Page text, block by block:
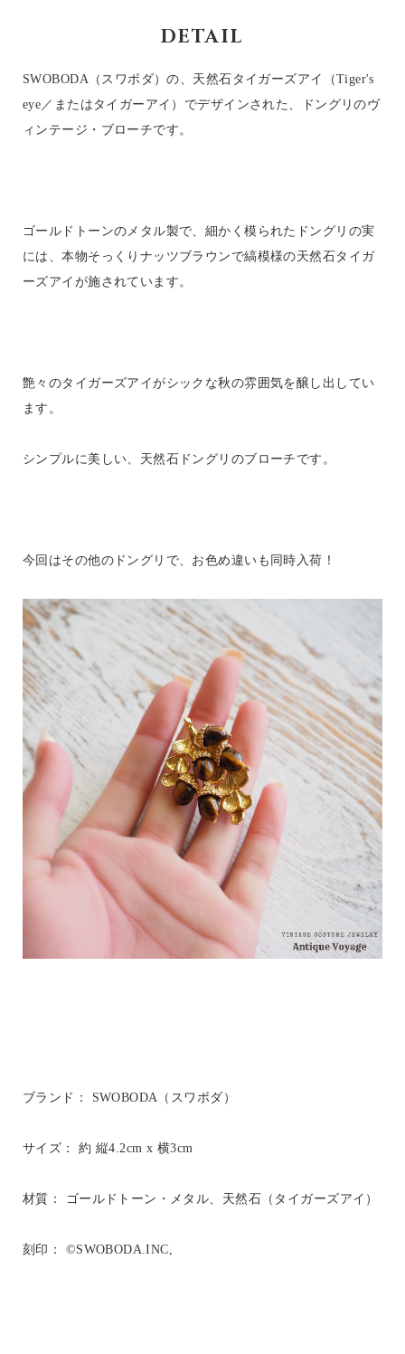
DETAIL
SWOBODA（スワボダ）の、天然石タイガーズアイ（Tiger's
eye／またはタイガーアイ）でデザインされた、ドングリのヴ
ィンテージ・ブローチです。
ゴールドトーンのメタル製で、細かく模られたドングリの実
には、本物そっくりナッツブラウンで縞模様の天然石タイガ
ーズアイが施されています。
艶々のタイガーズアイがシックな秋の雰囲気を醸し出してい
ます。
シンプルに美しい、天然石ドングリのブローチです。
今回はその他のドングリで、お色め違いも同時入荷！
ブランド： SWOBODA（スワボダ）
サイズ： 約 縦4.2cm x 横3cm
材質： ゴールドトーン・メタル、天然石（タイガーズアイ）
刻印： ©SWOBODA.INC,